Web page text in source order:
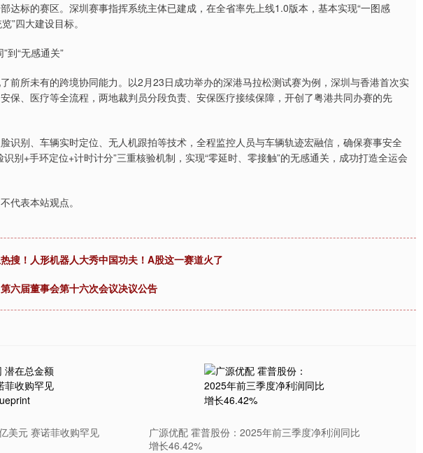
达标的赛区。深圳赛事指挥系统主体已建成，在全省率先上线1.0版本，基本实现“一图感
”四大建设目标。
“无感通关”
所未有的跨境协同能力。以2月23日成功举办的深港马拉松测试赛为例，深圳与香港首次实
保、医疗等全流程，两地裁判员分段负责、安保医疗接续保障，开创了粤港共同办赛的先
别、车辆实时定位、无人机跟拍等技术，全程监控人员与车辆轨迹宏融信，确保赛事安全
别+手环定位+计时计分”三重核验机制，实现“零延时、零接触”的无感通关，成功打造全运会
代表本站观点。
搜！人形机器人大秀中国功夫！A股这一赛道火了
六届董事会第十六次会议决议公告
美元 赛诺菲收购罕见
广源优配 霍普股份：2025年前三季度净利润同比
增长46.42%